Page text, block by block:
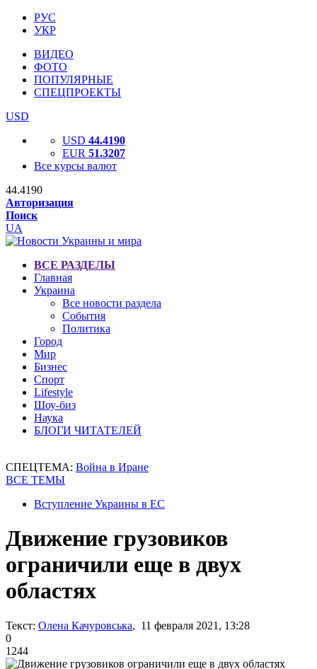
РУС
УКР
ВИДЕО
ФОТО
ПОПУЛЯРНЫЕ
СПЕЦПРОЕКТЫ
USD
USD 44.4190
EUR 51.3207
Все курсы валют
44.4190
Авторизация
Поиск
UA
ВСЕ РАЗДЕЛЫ
Главная
Украина
Все новости раздела
События
Политика
Город
Мир
Бизнес
Спорт
Lifestyle
Шоу-биз
Наука
БЛОГИ ЧИТАТЕЛЕЙ
СПЕЦТЕМА: Война в Иране
ВСЕ ТЕМЫ
Вступление Украины в ЕС
Движение грузовиков
ограничили еще в двух
областях
Текст: Олена Качуровська, 11 февраля 2021, 13:28
0
1244